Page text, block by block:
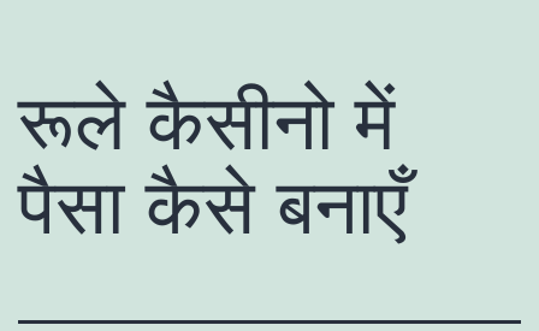
रूले कैसीनो में
पैसा कैसे बनाएँ